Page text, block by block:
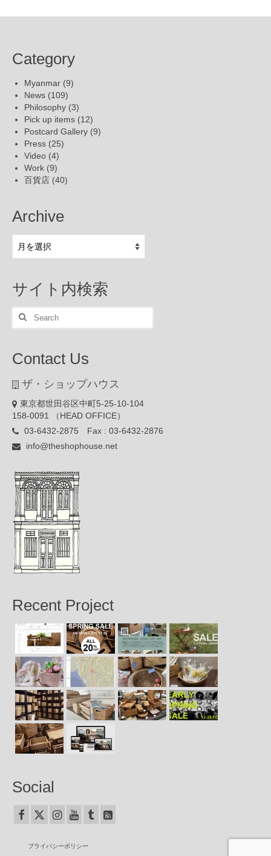
Category
Myanmar (9)
News (109)
Philosophy (3)
Pick up items (12)
Postcard Gallery (9)
Press (25)
Video (4)
Work (9)
百貨店 (40)
Archive
サイト内検索
Search
Contact Us
ザ・ショップハウス
東京都世田谷区中町5-25-10-104
158-0091 （HEAD OFFICE）
03-6432-2875 Fax : 03-6432-2876
info@theshophouse.net
Recent Project
Social
プライバシーポリシー